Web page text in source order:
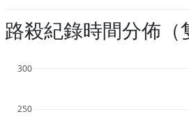
路殺紀錄時間分佈（
250
300